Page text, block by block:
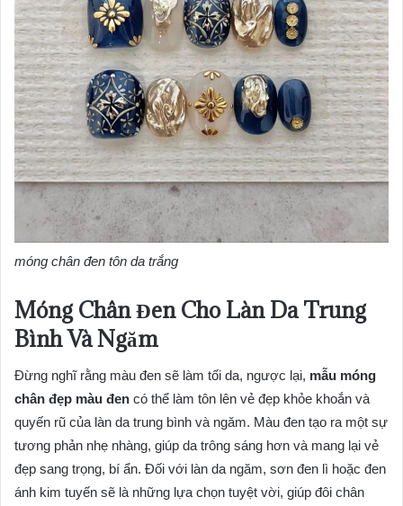
móng chân đen tôn da trắng
Móng Chân Đen Cho Làn Da Trung
Bình Và Ngăm
Đừng nghĩ rằng màu đen sẽ làm tối da, ngược lại, mẫu móng
chân đẹp màu đen có thể làm tôn lên vẻ đẹp khỏe khoắn và
quyến rũ của làn da trung bình và ngăm. Màu đen tạo ra một sự
tương phản nhẹ nhàng, giúp da trông sáng hơn và mang lại vẻ
đẹp sang trọng, bí ẩn. Đối với làn da ngăm, sơn đen lì hoặc đen
ánh kim tuyến sẽ là những lựa chọn tuyệt vời, giúp đôi chân